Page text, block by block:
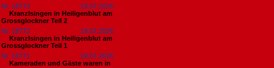
Nr. 18773
19.07.2026
Kranzlsingen in Heiligenblut am
Grossglockner Teil 2
Nr. 18772
19.07.2026
Kranzlsingen in Heiligenblut am
Grossglockner Teil 1
Nr. 18771
19.07.2026
Kameraden und Gäste waren in